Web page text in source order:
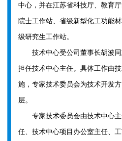
中心，并在江苏省科技厅、教育
院士工作站、省级新型化工功能
级研究生工作站。
技术中心受公司董事长胡波同
担任技术中心主任。具体工作由
施，专家技术委员会为技术开发
层。
专家技术委员会由技术中心主
任、技术中心项目办公室主任、